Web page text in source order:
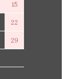
15
22
29